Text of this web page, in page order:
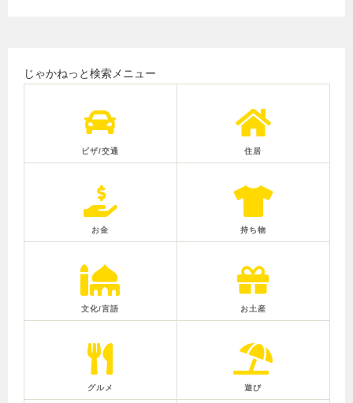
じゃかねっと検索メニュー
ビザ/交通 住居
お金 持ち物
文化/言語 お土産
グルメ 遊び